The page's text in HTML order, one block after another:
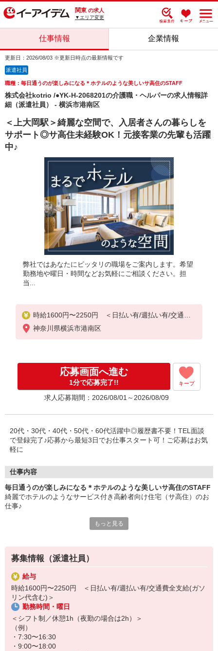
関東 の求人
▼エリア変更
仕事情報 企業情報
更新日：2026/08/03 ※更新日時点の最新情報です
派遣社員
職種：毎日通うのが楽しみになる＊ホテルのような美しいサ高住のSTAFF
株式会社kotrio /●YK-H-2068201の介護職・ヘルパーの求人情報詳
細（派遣社員） - 横浜市港南区
＜上大岡駅＞綺麗な空間で、入居者さんの暮らしを
サポート◎サ高住未経験OK！元接客業の先輩も活躍
中♪
弊社ではあなたにピッタリの職場をご案内します。希望
勤務地や曜日・時間などお気軽にご相談ください。担
当...
時給1600円〜2250円 ＜日払い有/週払い有/交通費
全支給(ガソリン代含む)＞
神奈川県横浜市港南区
応募画面へ進む
1分で応募完了!! キープ
求人応募期間：2026/08/01～2026/08/09
20代・30代・40代・50代・60代活躍中◎履歴書不要！TEL面談
で登録完了♪応募から最短3日でお仕事スタート可！ご応募はお気
軽に
仕事内容
毎日通うのが楽しみになる＊ホテルのような美しいサ高住のSTAFF
綺麗でホテルのようなサービス付き高齢者向け住宅（サ高住）のお
仕事♪
・施設内やお部屋の簡単なお掃除
・お話し相手やレクリエーションのサポート
など
いつも清潔に保たれた美しい館内は、一歩足を踏み入れるだけで背
筋が伸び、温かい気持ちで1日をスタートできます♪
毎日入居者さんとお話をするので、カフェやホテルなどの接客業の
経験がある方は、培ったスキルを大いに活かせる環境です◎
もっと見る
募集情報（派遣社員）
給与
時給1600円〜2250円 ＜日払い有/週払い有/交通費全支給(ガソ
リン代含む)＞
勤務時間・曜日
＜シフト制／休憩1h（夜勤の場合は2h）＞
（例）
・7:30〜16:30
・9:00〜18:00